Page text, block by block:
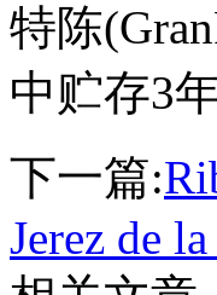
特陈
中贮存3
下一篇:
Jerez de